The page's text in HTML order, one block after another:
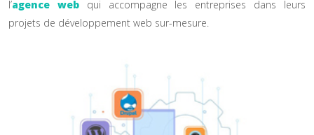
l’agence webqui accompagne les entreprises dans leurs
projets de développement web sur-mesure.